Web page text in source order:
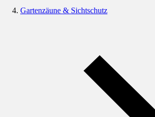
Gartenzäune & Sichtschutz